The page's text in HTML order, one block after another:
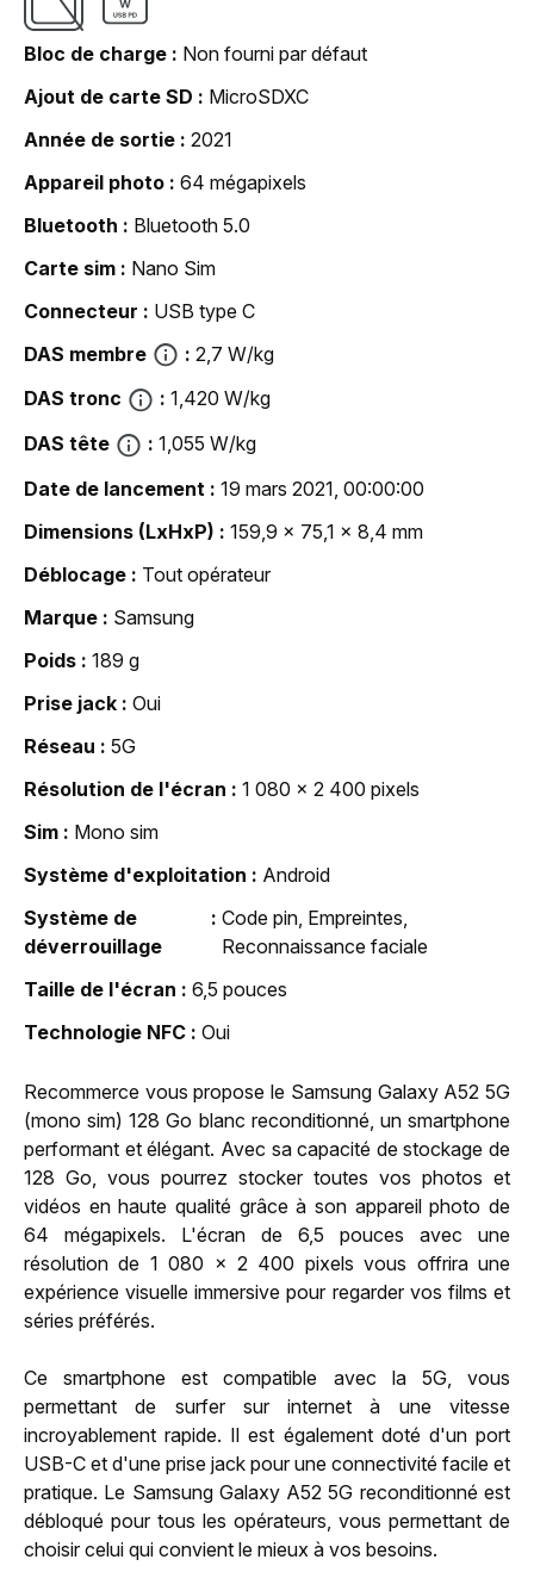
Bloc de charge
Non fourni par défaut
Ajout de carte SD
MicroSDXC
Année de sortie
2021
Appareil photo
64 mégapixels
Bluetooth
Bluetooth 5.0
Carte sim
Nano Sim
Connecteur
USB type C
DAS membre
2,7 W/kg
DAS tronc
1,420 W/kg
DAS tête
1,055 W/kg
Date de lancement
19 mars 2021, 00:00:00
Dimensions (LxHxP)
159,9 x 75,1 x 8,4 mm
Déblocage
Tout opérateur
Marque
Samsung
Poids
189 g
Prise jack
Oui
Réseau
5G
Résolution de l'écran
1 080 x 2 400 pixels
Sim
Mono sim
Système d'exploitation
Android
Système de
déverrouillage
Code pin, Empreintes,
Reconnaissance faciale
Taille de l'écran
6,5 pouces
Technologie NFC
Oui
Recommerce vous propose le Samsung Galaxy A52 5G
(mono sim) 128 Go blanc reconditionné, un smartphone
performant et élégant. Avec sa capacité de stockage de
128 Go, vous pourrez stocker toutes vos photos et
vidéos en haute qualité grâce à son appareil photo de
64 mégapixels. L'écran de 6,5 pouces avec une
résolution de 1 080 x 2 400 pixels vous offrira une
expérience visuelle immersive pour regarder vos films et
séries préférés.
Ce smartphone est compatible avec la 5G, vous
permettant de surfer sur internet à une vitesse
incroyablement rapide. Il est également doté d'un port
USB-C et d'une prise jack pour une connectivité facile et
pratique. Le Samsung Galaxy A52 5G reconditionné est
débloqué pour tous les opérateurs, vous permettant de
choisir celui qui convient le mieux à vos besoins.